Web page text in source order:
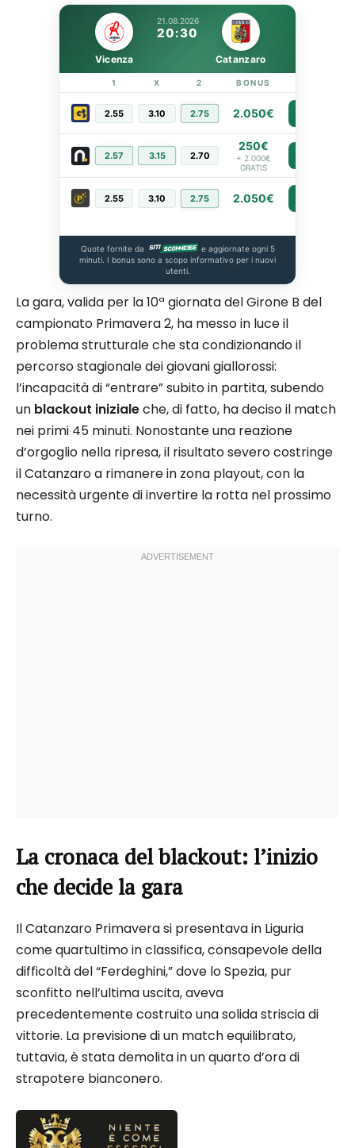
21.08.2026
20:30
Vicenza Catanzaro
1 X 2 BONUS
2.55 3.10 2.75 2.050€
2.57 3.15 2.70
250€
+ 2.000€
GRATIS
2.55 3.10 2.75 2.050€
Quote fornite da
e aggiornate ogni 5
minuti. I bonus sono a scopo informativo per i nuovi
utenti.
La gara, valida per la 10ª giornata del Girone B del
campionato Primavera 2, ha messo in luce il
problema strutturale che sta condizionando il
percorso stagionale dei giovani giallorossi:
l’incapacità di “entrare” subito in partita, subendo
un blackout inizialeche, di fatto, ha deciso il match
nei primi 45 minuti. Nonostante una reazione
d’orgoglio nella ripresa, il risultato severo costringe
il Catanzaro a rimanere in zona playout, con la
necessità urgente di invertire la rotta nel prossimo
turno.
La cronaca del blackout: l’inizio
che decide la gara
Il Catanzaro Primavera si presentava in Liguria
come quartultimo in classifica, consapevole della
difficoltà del “Ferdeghini,” dove lo Spezia, pur
sconfitto nell’ultima uscita, aveva
precedentemente costruito una solida striscia di
vittorie. La previsione di un match equilibrato,
tuttavia, è stata demolita in un quarto d’ora di
strapotere bianconero.